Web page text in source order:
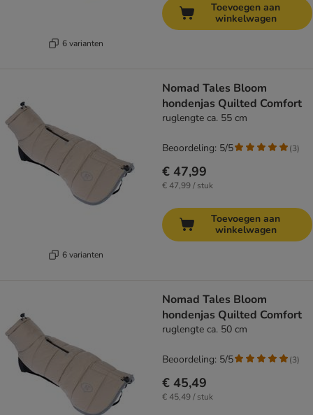
6 varianten
Toevoegen aan
winkelwagen
6 varianten
Nomad Tales Bloom
hondenjas Quilted Comfort
ruglengte ca. 55 cm
€ 47,99
€ 47,99 / stuk
Beoordeling: 5/5 (3)
Toevoegen aan
winkelwagen
Nomad Tales Bloom
hondenjas Quilted Comfort
ruglengte ca. 50 cm
€ 45,49
€ 45,49 / stuk
Beoordeling: 5/5 (3)